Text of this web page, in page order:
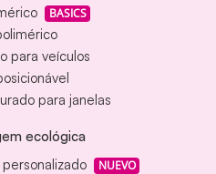
BASICS
para veículos
para janelas
ecológica
NUEVO